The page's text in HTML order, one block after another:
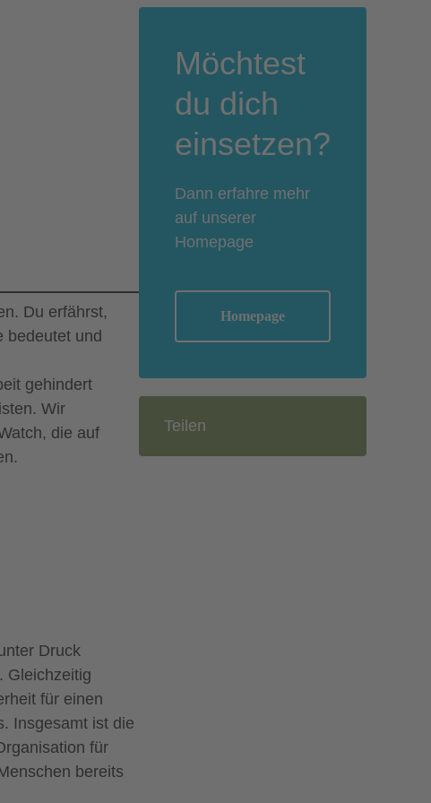
Du erfährst,
bedeutet und
gehindert
Wir
die auf
Druck
Gleichzeitig
für einen
Insgesamt ist die
für
bereits
Möchtest
du dich
einsetzen?
Dann erfahre mehr
auf unserer
Homepage
Homepage
Teilen